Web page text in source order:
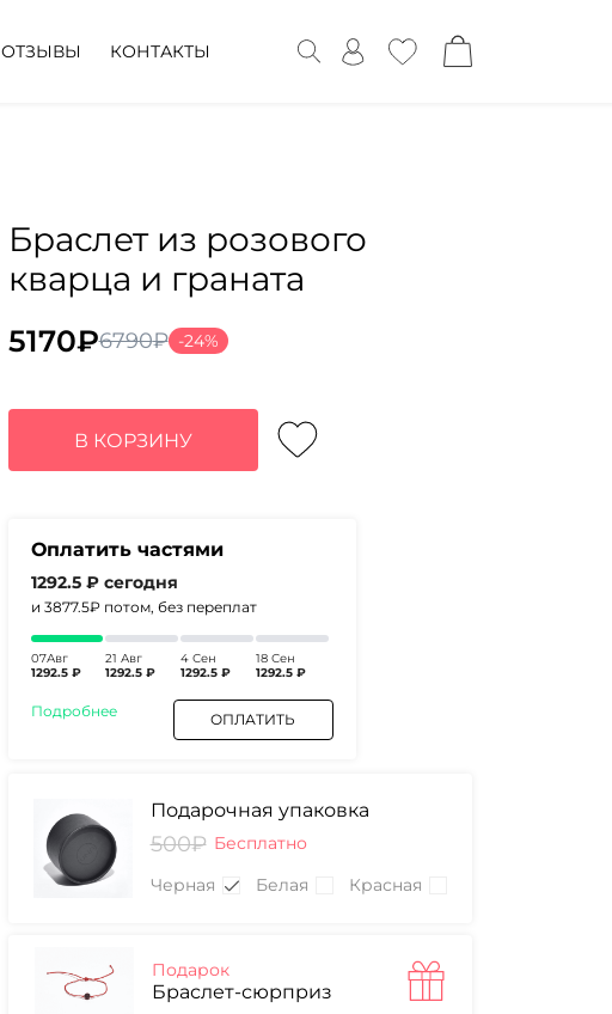
ОТЗЫВЫ КОНТАКТЫ
Браслет из розового
кварца и граната
6790₽
Первоначальная
составляла
6790₽.
5170₽
Текущая
5170₽.
-24%
В КОРЗИНУ
Оплатить частями
1292.5 ₽ сегодня
и 3877.5₽ потом, без переплат
07Авг
1292.5 ₽
21 Авг
1292.5 ₽
4 Сен
1292.5 ₽
18 Сен
1292.5 ₽
Подробнее ОПЛАТИТЬ
Подарочная упаковка
500₽ Бесплатно
Черная
Белая Красная
Подарок
Браслет-сюрприз